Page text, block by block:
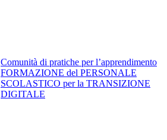
Comunità di pratiche per l’apprendimento
FORMAZIONE del PERSONALE
SCOLASTICO per la TRANSIZIONE
DIGITALE